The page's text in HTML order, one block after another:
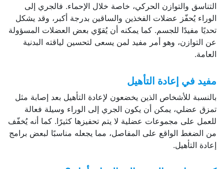
التناسق والتوازن الحركي، خاصة خلال الإحماء. فالجري إلى
الوراء يُحفّز عضلات الفخذين والساقين بدرجة أكبر، وقد يشكل
تحديًا مفيدًا للجسم. كما يمكنه أن يُقوّي بعض العضلات المسؤولة
عن التوازن، وهو أمر مفيد لمن يسعى لتحسين لياقته البدنية
العامة.
مفيد في إعادة التأهيل
بالنسبة للأشخاص الذين يخضعون لإعادة التأهيل بعد إصابة مثل
تمزق عضلي، يمكن أن يكون الجري إلى الوراء وسيلة فعالة
للعمل على مجموعات عضلية لا يتم تحفيزها كثيرًا. كما أنه يُخفّف
من الضغط الواقع على المفاصل، مما يجعله مناسبًا لبعض برامج
إعادة التأهيل.